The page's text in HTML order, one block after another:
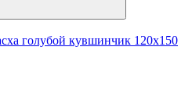
голубой кувшинчик 120х150